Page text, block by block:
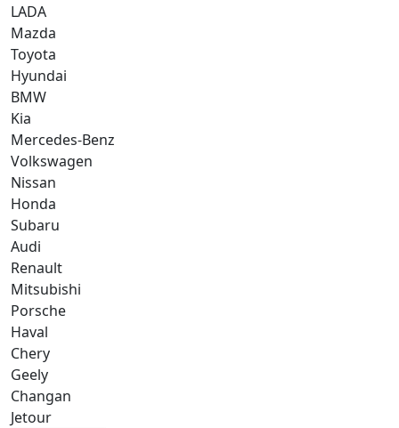
LADA
Mazda
Toyota
Hyundai
BMW
Kia
Mercedes-Benz
Volkswagen
Nissan
Honda
Subaru
Audi
Renault
Mitsubishi
Porsche
Haval
Chery
Geely
Changan
Jetour